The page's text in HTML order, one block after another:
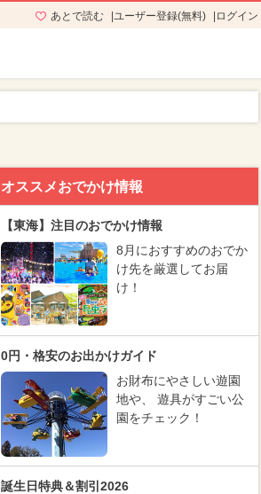
あとで読む ユーザー登録(無料) ログイン
オススメおでかけ情報
【東海】注目のおでかけ情報
8月におすすめのおでか
け先を厳選してお届
け！
0円・格安のお出かけガイド
お財布にやさしい遊園
地や、 遊具がすごい公
園をチェック！
誕生日特典＆割引2026